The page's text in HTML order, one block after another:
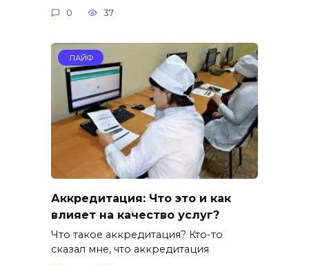
0 37
ЛАЙФ
Аккредитация: Что это и как
влияет на качество услуг?
Что такое аккредитация? Кто-то
сказал мне, что аккредитация